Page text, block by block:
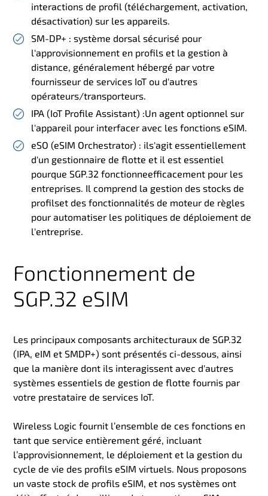
interactions de profil (téléchargement, activation,
désactivation) sur les appareils.
SM-DP+ : système dorsal sécurisé pour
l'approvisionnement en profils et la gestion à
distance, généralement hébergé par votre
fournisseur de services IoT ou d'autres
opérateurs/transporteurs.
IPA (IoT Profile Assistant) :Un agent optionnel sur
l'appareil pour interfacer avec les fonctions eSIM.
eSO (eSIM Orchestrator) : ils'agit essentiellement
d'un gestionnaire de flotte et il est essentiel
pourque SGP.32 fonctionneefficacement pour les
entreprises. Il comprend la gestion des stocks de
profilset des fonctionnalités de moteur de règles
pour automatiser les politiques de déploiement de
l'entreprise.
Fonctionnement de
SGP.32 eSIM
Les principaux composants architecturaux de SGP.32
(IPA, eIM et SMDP+) sont présentés ci-dessous, ainsi
que la manière dont ils interagissent avec d'autres
systèmes essentiels de gestion de flotte fournis par
votre prestataire de services IoT.
Wireless Logic fournit l’ensemble de ces fonctions en
tant que service entièrement géré, incluant
l’approvisionnement, le déploiement et la gestion du
cycle de vie des profils eSIM virtuels. Nous proposons
un vaste stock de profils eSIM, et nos systèmes ont